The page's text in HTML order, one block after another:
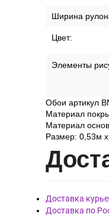
Ширина
Цвет:
Элементы
Обои артикул
Материал
Материал
Размер: 0,53м
Дост
Доставка
Доставка по